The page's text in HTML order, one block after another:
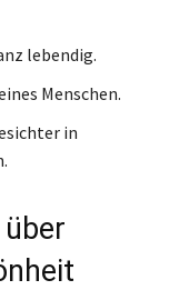
lebendig.
Menschen.
in